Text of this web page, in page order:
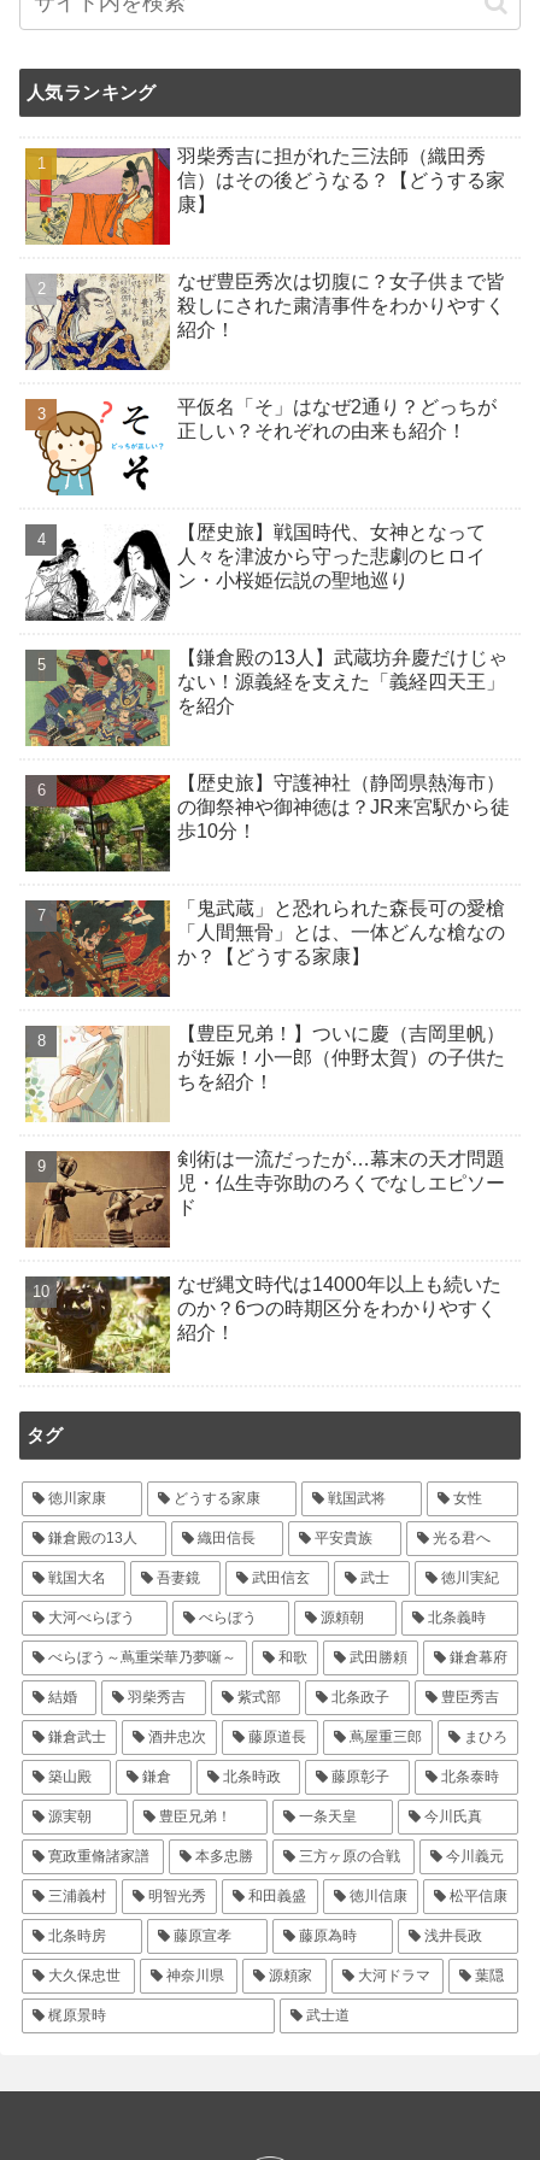
人気ランキング
羽柴秀吉に担がれた三法師（織田秀
信）はその後どうなる？【どうする家
康】
なぜ豊臣秀次は切腹に？女子供まで皆
殺しにされた粛清事件をわかりやすく
紹介！
平仮名「そ」はなぜ2通り？どっちが
正しい？それぞれの由来も紹介！
【歴史旅】戦国時代、女神となって
人々を津波から守った悲劇のヒロイ
ン・小桜姫伝説の聖地巡り
【鎌倉殿の13人】武蔵坊弁慶だけじゃ
ない！源義経を支えた「義経四天王」
を紹介
【歴史旅】守護神社（静岡県熱海市）
の御祭神や御神徳は？JR来宮駅から徒
歩10分！
「鬼武蔵」と恐れられた森長可の愛槍
「人間無骨」とは、一体どんな槍なの
か？【どうする家康】
【豊臣兄弟！】ついに慶（吉岡里帆）
が妊娠！小一郎（仲野太賀）の子供た
ちを紹介！
剣術は一流だったが…幕末の天才問題
児・仏生寺弥助のろくでなしエピソー
ド
なぜ縄文時代は14000年以上も続いた
のか？6つの時期区分をわかりやすく
紹介！
タグ
徳川家康 どうする家康 戦国武将 女性
鎌倉殿の13人 織田信長 平安貴族 光る君へ
戦国大名 吾妻鏡 武田信玄 武士 徳川実紀
大河べらぼう べらぼう 源頼朝 北条義時
べらぼう～蔦重栄華乃夢噺～ 和歌 武田勝頼 鎌倉幕府
結婚 羽柴秀吉 紫式部 北条政子 豊臣秀吉
鎌倉武士 酒井忠次 藤原道長 蔦屋重三郎 まひろ
築山殿 鎌倉 北条時政 藤原彰子 北条泰時
源実朝 豊臣兄弟！ 一条天皇 今川氏真
寛政重脩諸家譜 本多忠勝 三方ヶ原の合戦 今川義元
三浦義村 明智光秀 和田義盛 徳川信康 松平信康
北条時房 藤原宣孝 藤原為時 浅井長政
大久保忠世 神奈川県 源頼家 大河ドラマ 葉隠
梶原景時 武士道